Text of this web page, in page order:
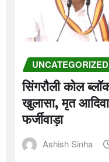
UNCATEGORIZED
सिंगरौली कोल
खुलासा, मृत
फर्जीवाड़ा
Ashish Sinha